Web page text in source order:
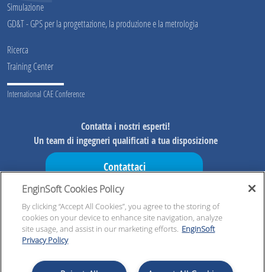
Simulazione
GD&T - GPS per la progettazione, la produzione e la metrologia
Ricerca
Training Center
International CAE Conference
Contatta i nostri esperti!
Un team di ingegneri qualificati a tua disposizione
Contattaci
Non perderti le nostre iniziative!
In anteprima informazioni sulle nostre iniziative, risorse
esclusive ed aggiornamenti
EnginSoft Cookies Policy
By clicking “Accept All Cookies”, you agree to the storing of
cookies on your device to enhance site navigation, analyze
site usage, and assist in our marketing efforts. EnginSoft
Privacy Policy